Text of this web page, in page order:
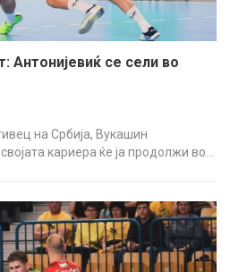
Антонијевиќ се сели во
на Србија, Вукашин
кариера ќе ја продолжи во…